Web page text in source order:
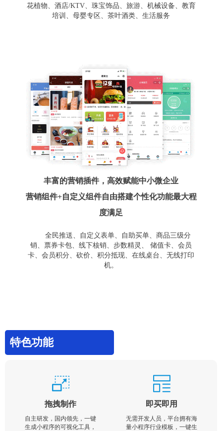
花植物、酒店/KTV、珠宝饰品、旅游、机械设备、教育
培训、母婴专区、茶叶酒类、生活服务
丰富的营销插件，高效赋能中小微企业
营销组件+自定义组件自由搭建个性化功能最大程
度满足
全民推送、自定义表单、自助买单、商品三级分
销、票券卡包、线下核销、步数精灵、 储值卡、会员
卡、会员积分、砍价、积分抵现、在线桌台、无线打印
机。
特色功能
拖拽制作
自主研发，国内领先，一键
生成小程序的可视化工具，
即买即用
无需开发人员，平台拥有海
量小程序行业模板，一键生